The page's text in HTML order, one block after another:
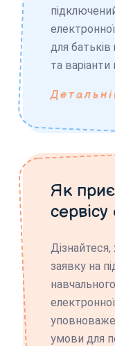
для
та
Як
заявку на
умови для